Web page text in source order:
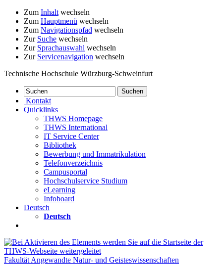
Zum Inhalt wechseln
Zum Hauptmenü wechseln
Zum Navigationspfad wechseln
Zur Suche wechseln
Zur Sprachauswahl wechseln
Zur Servicenavigation wechseln
Technische Hochschule Würzburg-Schweinfurt
Kontakt
Quicklinks
THWS Homepage
THWS International
IT Service Center
Bibliothek
Bewerbung und Immatrikulation
Telefonverzeichnis
Campusportal
Hochschulservice Studium
eLearning
Infoboard
Deutsch
Deutsch
Fakultät Angewandte Natur- und Geisteswissenschaften